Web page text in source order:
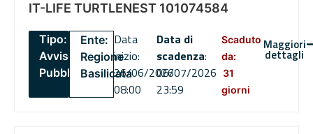
IT-LIFE TURTLENEST 101074584
Tipo:
Avviso
Pubblico
Ente:
Regione
Basilicata
Data
inizio:
26/06/2026
08:00
Data di
scadenza:
06/07/2026
23:59
Scaduto
da:
31
giorni
Maggiori
dettagli